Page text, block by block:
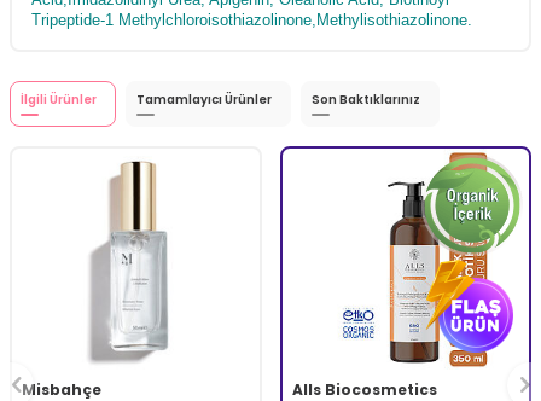
Tripeptide-1 Methylchloroisothiazolinone,Methylisothiazolinone.
İlgili Ürünler Tamamlayıcı Ürünler Son Baktıklarınız
Misbahçe
Alls Biocosmetics